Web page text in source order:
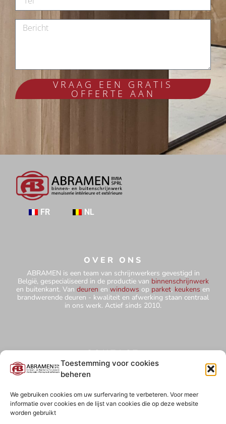
Toestemming voor cookies
beheren
We gebruiken cookies om uw surfervaring te verbeteren. Voor meer
informatie over cookies en de lijst van cookies die op deze website
worden gebruikt
VRAAG EEN GRATIS
OFFERTE AAN
FR NL
OVER ONS
ABRAMEN is een team van schrijnwerkers gevestigd in
België, gespecialiseerd in de productie van binnenschrijnwerk
en buitenkant. Van deuren en windows op parket, keukens en
brandwerende deuren - kwaliteit en afwerking staan centraal
in ons werk. Actief sinds 2010.
CONTACT
+32 484 75 67 78
abramensprl@yahoo.com
Hutteweg 5 - 1910 Kampenhout
BE0827 850 854